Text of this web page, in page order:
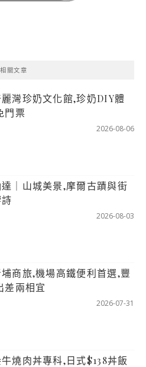
相關文章
灣珍奶文化館,珍奶DIY體
門票
2026-08-06
｜山城美景,摩爾古蹟與街
2026-08-03
商旅,機場高鐵便利首選,豐
差兩相宜
2026-07-31
燒肉丼專科,日式$138丼飯